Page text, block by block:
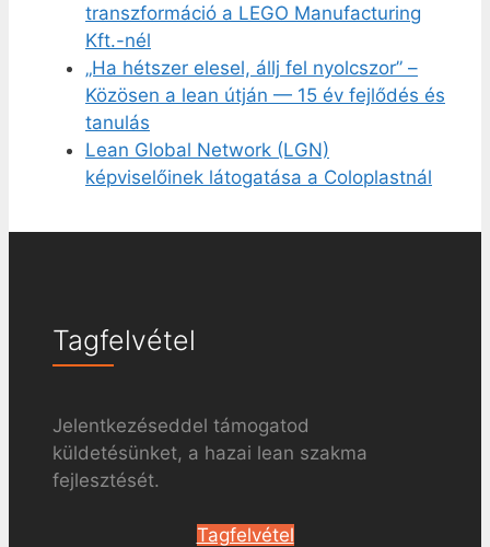
transzformáció a LEGO Manufacturing
Kft.-nél
„Ha hétszer elesel, állj fel nyolcszor” –
Közösen a lean útján — 15 év fejlődés és
tanulás
Lean Global Network (LGN)
képviselőinek látogatása a Coloplastnál
Tagfelvétel
Jelentkezéseddel támogatod
küldetésünket, a hazai lean szakma
fejlesztését.
Tagfelvétel